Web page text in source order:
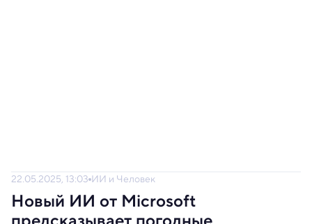
22.05.2025, 13:03 ИИ и Человек
Новый ИИ от Microsoft